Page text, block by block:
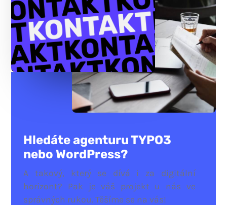
Hledáte agenturu TYPO3
nebo WordPress?
A takový, který se dívá i za digitální
horizont? Pak je váš projekt u nás ve
správných rukou. Těšíme se na vás!